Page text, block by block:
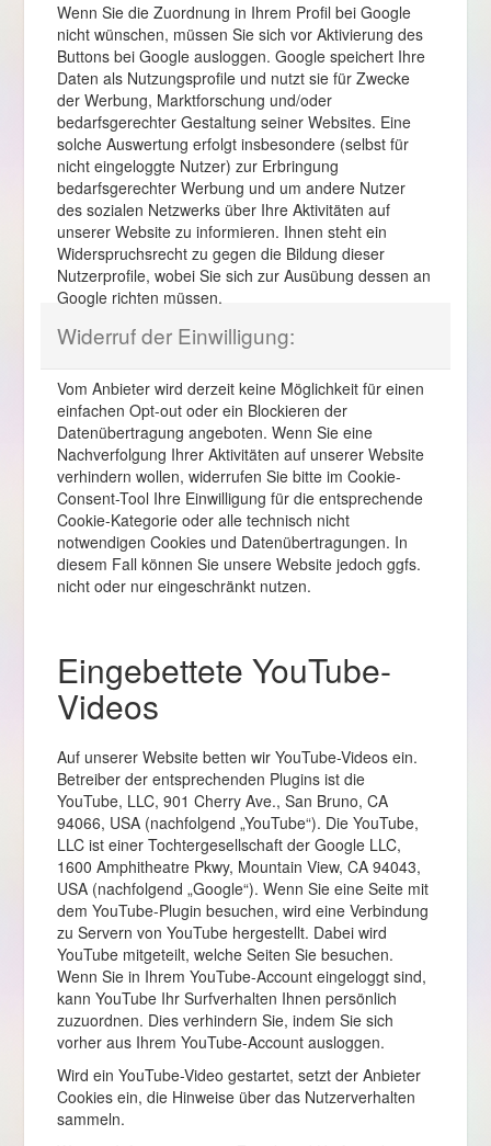
Wenn Sie die Zuordnung in Ihrem Profil bei Google
nicht wünschen, müssen Sie sich vor Aktivierung des
Buttons bei Google ausloggen. Google speichert Ihre
Daten als Nutzungsprofile und nutzt sie für Zwecke
der Werbung, Marktforschung und/oder
bedarfsgerechter Gestaltung seiner Websites. Eine
solche Auswertung erfolgt insbesondere (selbst für
nicht eingeloggte Nutzer) zur Erbringung
bedarfsgerechter Werbung und um andere Nutzer
des sozialen Netzwerks über Ihre Aktivitäten auf
unserer Website zu informieren. Ihnen steht ein
Widerspruchsrecht zu gegen die Bildung dieser
Nutzerprofile, wobei Sie sich zur Ausübung dessen an
Google richten müssen.
Widerruf der Einwilligung:
Vom Anbieter wird derzeit keine Möglichkeit für einen
einfachen Opt-out oder ein Blockieren der
Datenübertragung angeboten. Wenn Sie eine
Nachverfolgung Ihrer Aktivitäten auf unserer Website
verhindern wollen, widerrufen Sie bitte im Cookie-
Consent-Tool Ihre Einwilligung für die entsprechende
Cookie-Kategorie oder alle technisch nicht
notwendigen Cookies und Datenübertragungen. In
diesem Fall können Sie unsere Website jedoch ggfs.
nicht oder nur eingeschränkt nutzen.
Eingebettete YouTube-
Videos
Auf unserer Website betten wir YouTube-Videos ein.
Betreiber der entsprechenden Plugins ist die
YouTube, LLC, 901 Cherry Ave., San Bruno, CA
94066, USA (nachfolgend „YouTube“). Die YouTube,
LLC ist einer Tochtergesellschaft der Google LLC,
1600 Amphitheatre Pkwy, Mountain View, CA 94043,
USA (nachfolgend „Google“). Wenn Sie eine Seite mit
dem YouTube-Plugin besuchen, wird eine Verbindung
zu Servern von YouTube hergestellt. Dabei wird
YouTube mitgeteilt, welche Seiten Sie besuchen.
Wenn Sie in Ihrem YouTube-Account eingeloggt sind,
kann YouTube Ihr Surfverhalten Ihnen persönlich
zuzuordnen. Dies verhindern Sie, indem Sie sich
vorher aus Ihrem YouTube-Account ausloggen.
Wird ein YouTube-Video gestartet, setzt der Anbieter
Cookies ein, die Hinweise über das Nutzerverhalten
sammeln.